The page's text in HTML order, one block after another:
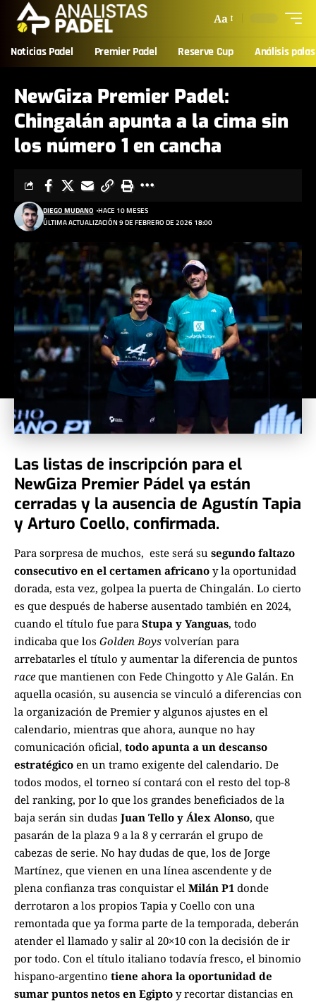
Aa
Noticias Padel Premier Padel Reserve Cup Análisis palas
NewGiza Premier Padel:
Chingalán apunta a la cima sin
los número 1 en cancha
ÚLTIMA ACTUALIZACIÓN 9 DE FEBRERO DE 2026 18:00
DIEGO MUDANO HACE 10 MESES
Las listas de inscripción para el
NewGiza Premier Pádel ya están
cerradas y la ausencia de Agustín Tapia
y Arturo Coello, confirmada.
Para sorpresa de muchos, este será su segundo faltazo
consecutivo en el certamen africano y la oportunidad
dorada, esta vez, golpea la puerta de Chingalán. Lo cierto
es que después de haberse ausentado también en 2024,
cuando el título fue para Stupa y Yanguas, todo
indicaba que los Golden Boys volverían para
arrebatarles el título y aumentar la diferencia de puntos
race que mantienen con Fede Chingotto y Ale Galán. En
aquella ocasión, su ausencia se vinculó a diferencias con
la organización de Premier y algunos ajustes en el
calendario, mientras que ahora, aunque no hay
comunicación oficial, todo apunta a un descanso
estratégico en un tramo exigente del calendario. De
todos modos, el torneo sí contará con el resto del top-8
del ranking, por lo que los grandes beneficiados de la
baja serán sin dudas Juan Tello y Álex Alonso, que
pasarán de la plaza 9 a la 8 y cerrarán el grupo de
cabezas de serie. No hay dudas de que, los de Jorge
Martínez, que vienen en una línea ascendente y de
plena confianza tras conquistar el Milán P1 donde
derrotaron a los propios Tapia y Coello con una
remontada que ya forma parte de la temporada, deberán
atender el llamado y salir al 20×10 con la decisión de ir
por todo. Con el título italiano todavía fresco, el binomio
hispano-argentino tiene ahora la oportunidad de
sumar puntos netos en Egipto y recortar distancias en